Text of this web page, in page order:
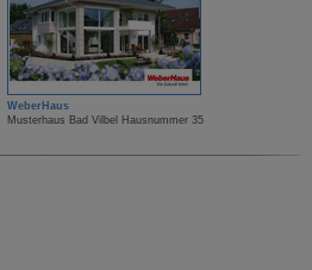
WeberHaus
Musterhaus Bad Vilbel Hausnummer 35